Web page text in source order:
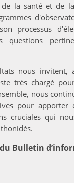
la santé et de
processus
questions
nous invitent,
très chargé
nous
pour apporter
cruciales qui
Bulletin